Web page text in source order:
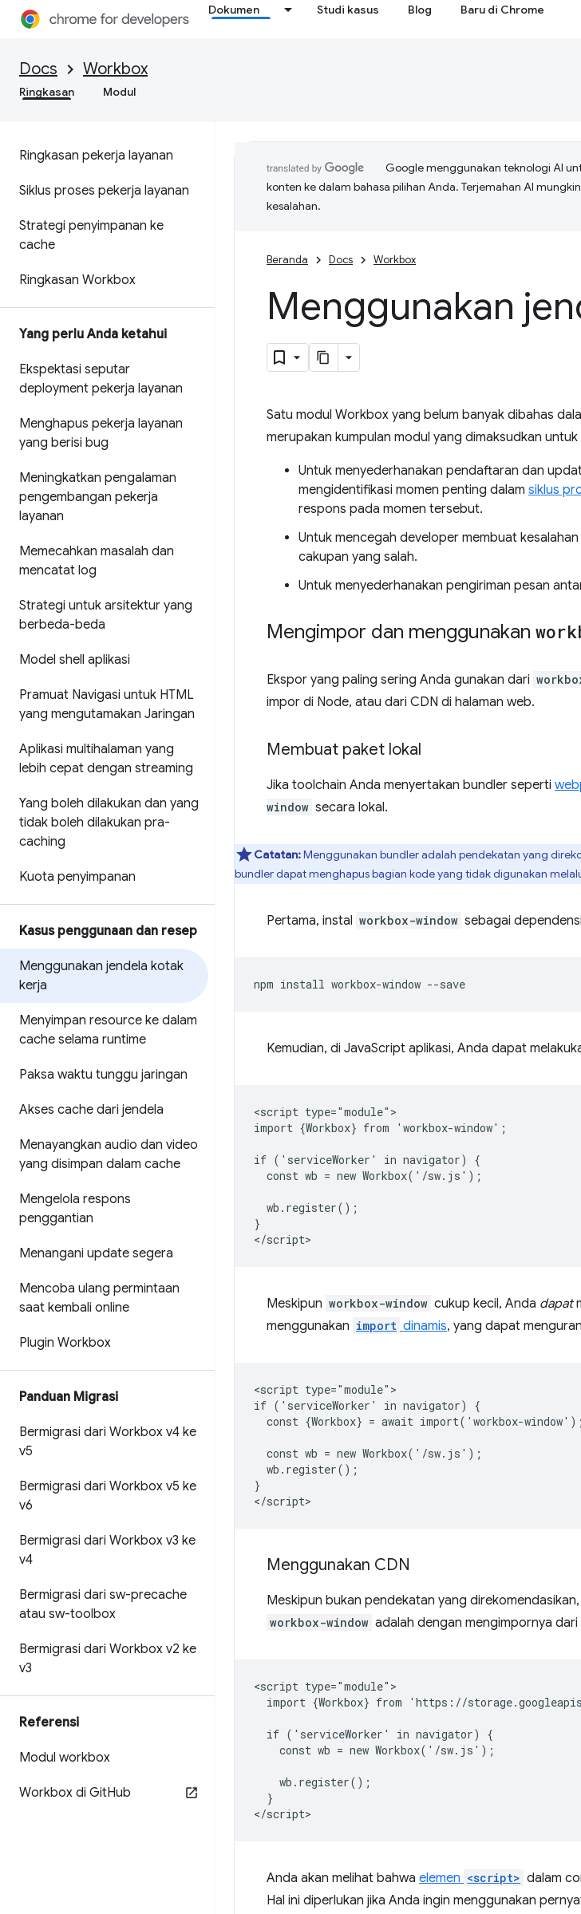
Dokumen Studi kasus Blog Baru di Chrome
Docs Workbox
Ringkasan Modul
Ringkasan pekerja layanan
Siklus proses pekerja layanan
Strategi penyimpanan ke
cache
Ringkasan Workbox
Yang perlu Anda ketahui
Ekspektasi seputar
deployment pekerja layanan
Menghapus pekerja layanan
yang berisi bug
Meningkatkan pengalaman
pengembangan pekerja
layanan
Memecahkan masalah dan
mencatat log
Strategi untuk arsitektur yang
berbeda-beda
Model shell aplikasi
Pramuat Navigasi untuk HTML
yang mengutamakan Jaringan
Aplikasi multihalaman yang
lebih cepat dengan streaming
Yang boleh dilakukan dan yang
tidak boleh dilakukan pra-
caching
Kuota penyimpanan
Kasus penggunaan dan resep
Menggunakan jendela kotak
kerja
Menyimpan resource ke dalam
cache selama runtime
Paksa waktu tunggu jaringan
Akses cache dari jendela
Menayangkan audio dan video
yang disimpan dalam cache
Mengelola respons
penggantian
Menangani update segera
Mencoba ulang permintaan
saat kembali online
Plugin Workbox
Panduan Migrasi
Bermigrasi dari Workbox v4 ke
v5
Bermigrasi dari Workbox v5 ke
v6
Bermigrasi dari Workbox v3 ke
v4
Bermigrasi dari sw-precache
atau sw-toolbox
Bermigrasi dari Workbox v2 ke
v3
Referensi
Modul workbox
Workbox di GitHub
Google menggunakan teknologi AI
konten ke dalam bahasa pilihan Anda. Terjemahan AI
kesalahan.
Beranda Docs Workbox
Menggunakan
Satu modul Workbox yang belum banyak dibahas
merupakan kumpulan modul yang dimaksudkan untuk
Untuk menyederhanakan pendaftaran dan
mengidentifikasi momen penting dalam siklus
respons pada momen tersebut.
Untuk mencegah developer membuat
cakupan yang salah.
Untuk menyederhanakan pengiriman pesan
Mengimpor dan menggunakan
Ekspor yang paling sering Anda gunakan dari
impor di Node, atau dari CDN di halaman web.
Membuat paket lokal
Jika toolchain Anda menyertakan bundler seperti
window secara lokal.
Catatan:Menggunakan bundler adalah pendekatan yang
bundler dapat menghapus bagian kode yang tidak digunakan
Pertama, instal workbox-window sebagai
npm install workbox-window
Kemudian, di JavaScript aplikasi, Anda dapat
<script type="module">
import {Workbox} from 'workbox-window';
if ('serviceWorker' in navigator) {
  const wb = new Workbox('/sw.js');
  wb.register();
}
Meskipun workbox-window cukup kecil, Anda dapat
menggunakan import dinamis, yang dapat
<script type="module">
if ('serviceWorker' in navigator) {
  const {Workbox} = await import('workbox-window');
  const wb = new Workbox('/sw.js');
  wb.register();
}
Menggunakan CDN
Meskipun bukan pendekatan yang
workbox-window adalah dengan mengimpornya dari
<script type="module">
import {Workbox} from 'https://
  if ('serviceWorker' in navigator) {
    const wb = new Workbox('/sw.js');
    wb.register();
  }
Anda akan melihat bahwa elemen <script> dalam
Hal ini diperlukan jika Anda ingin menggunakan